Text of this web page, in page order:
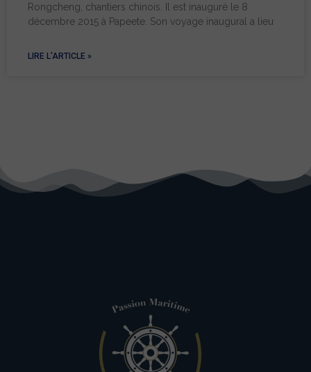
Rongcheng, chantiers chinois. Il est inauguré le 8
décembre 2015 à Papeete. Son voyage inaugural a lieu
LIRE L'ARTICLE »